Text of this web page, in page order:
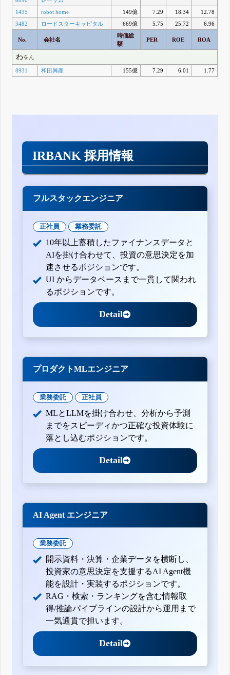
1435
robot home 149億 7.29 18.34
12.78
3482
ロードスターキャピタル 669億 5.75 25.72 6.96
No. 会社名
時価総
額
PER ROE ROA
わをん
8931 和田興産 155億 7.29 6.01 1.77
IRBANK 採用情報
フルスタックエンジニア
正社員 業務委託
10年以上蓄積したファイナンスデータと
AIを掛け合わせて、投資の意思決定を加
速させるポジションです。
UI からデータベースまで一貫して関われ
るポジションです。
Detail
プロダクトMLエンジニア
業務委託 正社員
MLとLLMを掛け合わせ、分析から予測
までをスピーディかつ正確な投資体験に
落とし込むポジションです。
Detail
AI Agent エンジニア
業務委託
開示資料・決算・企業データを横断し、
投資家の意思決定を支援するAI Agent機
能を設計・実装するポジションです。
RAG・検索・ランキングを含む情報取
得/推論パイプラインの設計から運用まで
一気通貫で担います。
Detail